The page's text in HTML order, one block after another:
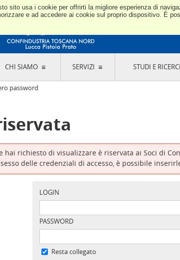
sito usa i cookie per offrirti la migliore esperienza di
e ad accedere ai cookie sul proprio dispositivo. È
CHI SIAMO
E DEI VALORI ASSOCIATIVI
CONTRIBUTI PUBBLICI
E IL TERRITORIO DI LUCCA,
DESIGNAZIONE
ORGANI DI
COMITATO PICCOLA
INDUSTRIA
SERVIZI STUDI E
password
hai richiesto di visualizzare è riservata ai Soci di
delle credenziali di accesso, è possibile
LOGIN
PASSWORD
Resta collegato